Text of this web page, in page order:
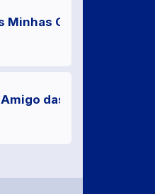
Minhas Gavetas
das Estrelas